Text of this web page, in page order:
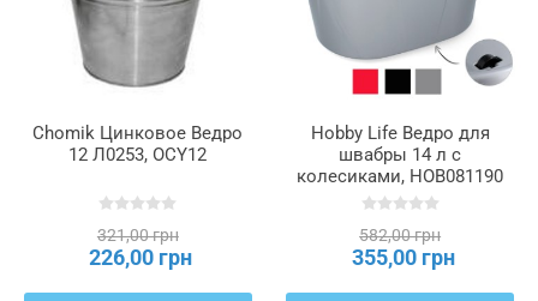
Chomik Цинковое Ведро
12 Л0253, OCY12
321,00 грн
226,00 грн
Hobby Life Ведро для
швабры 14 л с
колесиками, HOB081190
582,00 грн
355,00 грн